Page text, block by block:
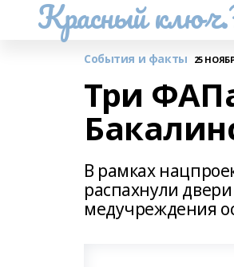
Красный
События и факты 25
Три
В рамках
распахнули
медучреждения